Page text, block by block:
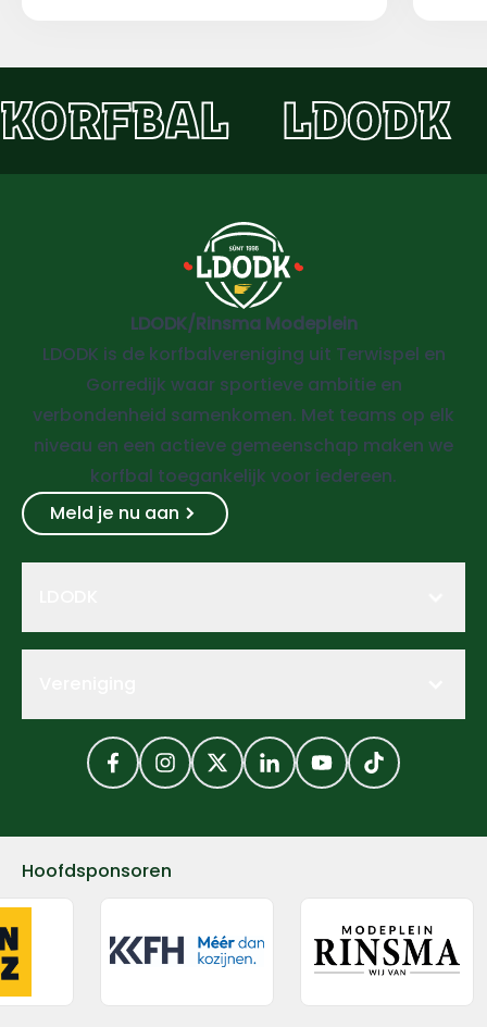
KORFBAL LDODK
LDODK/Rinsma Modeplein
LDODK is de korfbalvereniging uit Terwispel en
Gorredijk waar sportieve ambitie en
verbondenheid samenkomen. Met teams op elk
niveau en een actieve gemeenschap maken we
korfbal toegankelijk voor iedereen.
Meld je nu aan
FacebookInstagram
TwitterLinkedInYouTubeTikTok
Hoofdsponsoren